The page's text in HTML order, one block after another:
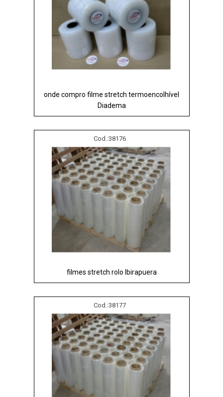
onde compro filme stretch termoencolhível
Diadema
Cod.:38176
filmes stretch rolo Ibirapuera
Cod.:38177